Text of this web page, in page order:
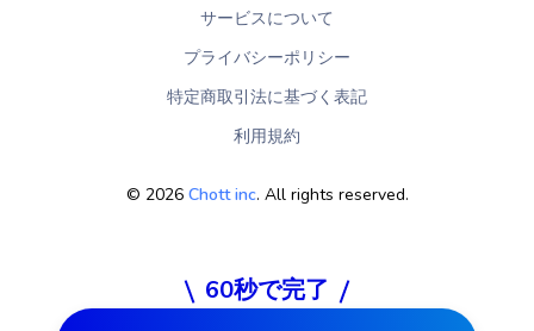
60秒で完了
サービスについて
プライバシーポリシー
特定商取引法に基づく表記
利用規約
© 2026 Chott inc. All rights reserved.